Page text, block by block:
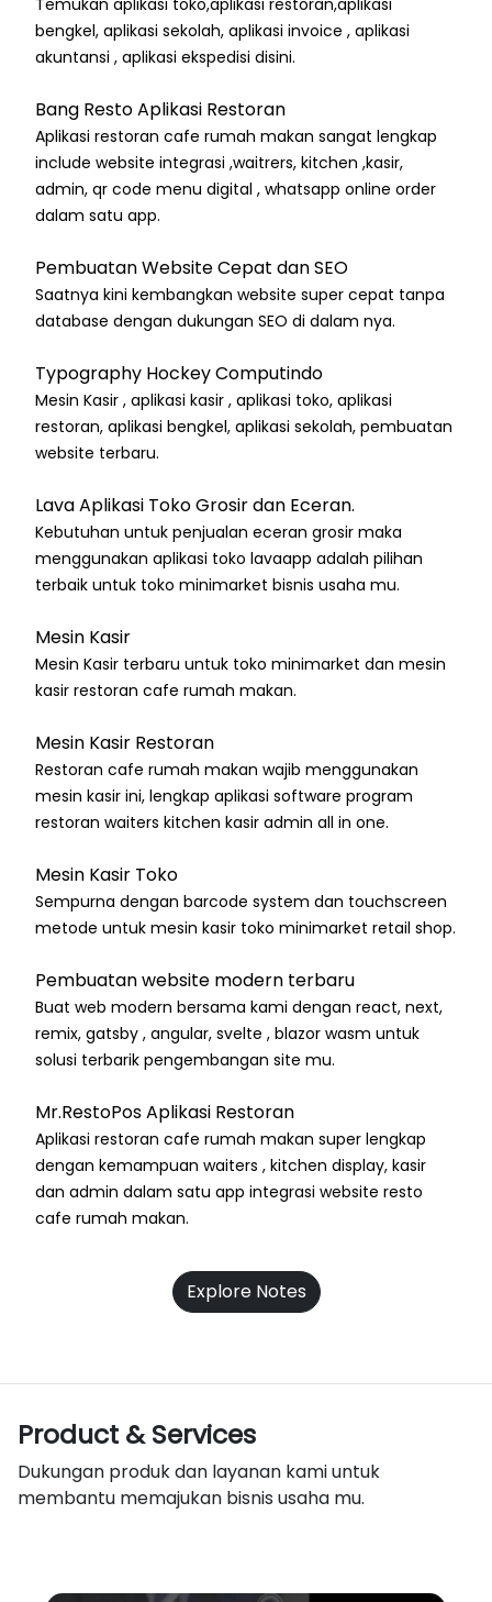
bengkel, aplikasi sekolah, aplikasi invoice , aplikasi
akuntansi , aplikasi ekspedisi disini.
Bang Resto Aplikasi Restoran
Aplikasi restoran cafe rumah makan sangat lengkap
include website integrasi ,waitrers, kitchen ,kasir,
admin, qr code menu digital , whatsapp online order
dalam satu app.
Pembuatan Website Cepat dan SEO
Saatnya kini kembangkan website super cepat tanpa
database dengan dukungan SEO di dalam nya.
Typography Hockey Computindo
Mesin Kasir , aplikasi kasir , aplikasi toko, aplikasi
restoran, aplikasi bengkel, aplikasi sekolah, pembuatan
website terbaru.
Lava Aplikasi Toko Grosir dan Eceran.
Kebutuhan untuk penjualan eceran grosir maka
menggunakan aplikasi toko lavaapp adalah pilihan
terbaik untuk toko minimarket bisnis usaha mu.
Mesin Kasir
Mesin Kasir terbaru untuk toko minimarket dan mesin
kasir restoran cafe rumah makan.
Mesin Kasir Restoran
Restoran cafe rumah makan wajib menggunakan
mesin kasir ini, lengkap aplikasi software program
restoran waiters kitchen kasir admin all in one.
Mesin Kasir Toko
Sempurna dengan barcode system dan touchscreen
metode untuk mesin kasir toko minimarket retail shop.
Pembuatan website modern terbaru
Buat web modern bersama kami dengan react, next,
remix, gatsby , angular, svelte , blazor wasm untuk
solusi terbarik pengembangan site mu.
Mr.RestoPos Aplikasi Restoran
Aplikasi restoran cafe rumah makan super lengkap
dengan kemampuan waiters , kitchen display, kasir
dan admin dalam satu app integrasi website resto
cafe rumah makan.
Explore Notes
Product & Services
Dukungan produk dan layanan kami untuk
membantu memajukan bisnis usaha mu.